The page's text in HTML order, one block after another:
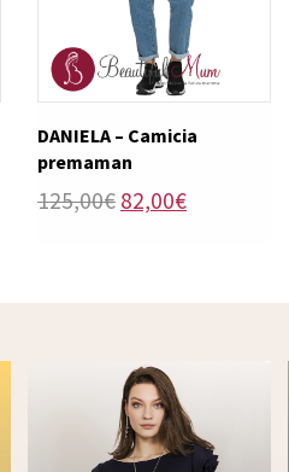
DANIELA – Camicia
premaman
125,00€ Il
82,00€Il